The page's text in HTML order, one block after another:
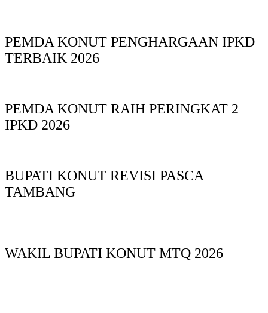
PEMDA KONUT PENGHARGAAN IPKD
TERBAIK 2026
PEMDA KONUT RAIH PERINGKAT 2
IPKD 2026
BUPATI KONUT REVISI PASCA
TAMBANG
WAKIL BUPATI KONUT MTQ 2026